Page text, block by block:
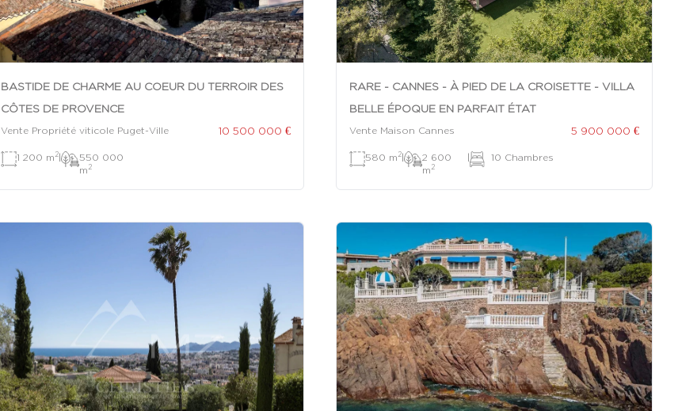
BASTIDE DE CHARME AU COEUR DU TERROIR DES
CÔTES DE PROVENCE
Vente Propriété viticole Puget-Ville 10 500 000 €
1 200 m 2|
550 000
m 2
RARE - CANNES - À PIED DE LA CROISETTE - VILLA
BELLE ÉPOQUE EN PARFAIT ÉTAT
Vente Maison Cannes 5 900 000 €
580 m 2|
2 600
m 2
| 10 Chambres